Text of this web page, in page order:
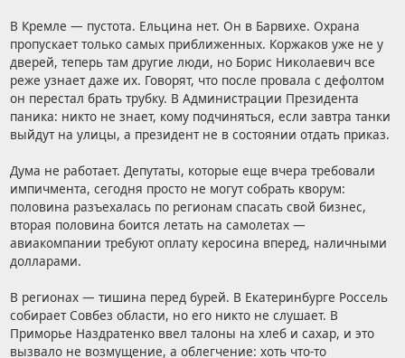
В Кремле — пустота. Ельцина нет. Он в Барвихе. Охрана
пропускает только самых приближенных. Коржаков уже не у
дверей, теперь там другие люди, но Борис Николаевич все
реже узнает даже их. Говорят, что после провала с дефолтом
он перестал брать трубку. В Администрации Президента
паника: никто не знает, кому подчиняться, если завтра танки
выйдут на улицы, а президент не в состоянии отдать приказ.
Дума не работает. Депутаты, которые еще вчера требовали
импичмента, сегодня просто не могут собрать кворум:
половина разъехалась по регионам спасать свой бизнес,
вторая половина боится летать на самолетах —
авиакомпании требуют оплату керосина вперед, наличными
долларами.
В регионах — тишина перед бурей. В Екатеринбурге Россель
собирает Совбез области, но его никто не слушает. В
Приморье Наздратенко ввел талоны на хлеб и сахар, и это
вызвало не возмущение, а облегчение: хоть что-то